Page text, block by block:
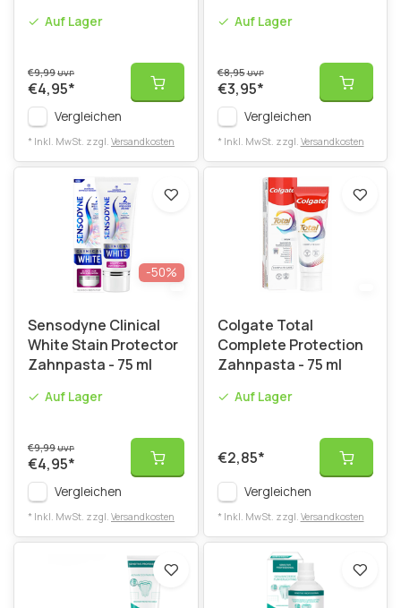
Auf Lager
€9,99UVP
€4,95*
Vergleichen
* Inkl. MwSt. zzgl. Versandkosten
Auf Lager
€8,95UVP
€3,95*
Vergleichen
* Inkl. MwSt. zzgl. Versandkosten
-50%
Sensodyne Clinical
White Stain Protector
Zahnpasta - 75 ml
Auf Lager
€9,99UVP
€4,95*
Vergleichen
* Inkl. MwSt. zzgl. Versandkosten
Colgate Total
Complete Protection
Zahnpasta - 75 ml
Auf Lager
€2,85*
Vergleichen
* Inkl. MwSt. zzgl. Versandkosten